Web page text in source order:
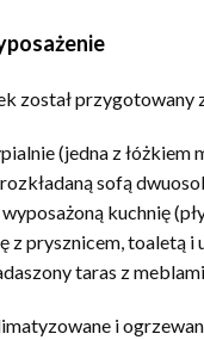
został przygotowany
(jedna z łóżkiem
sofą
wyposażoną kuchnię
z prysznicem, toaletą i
taras z
i